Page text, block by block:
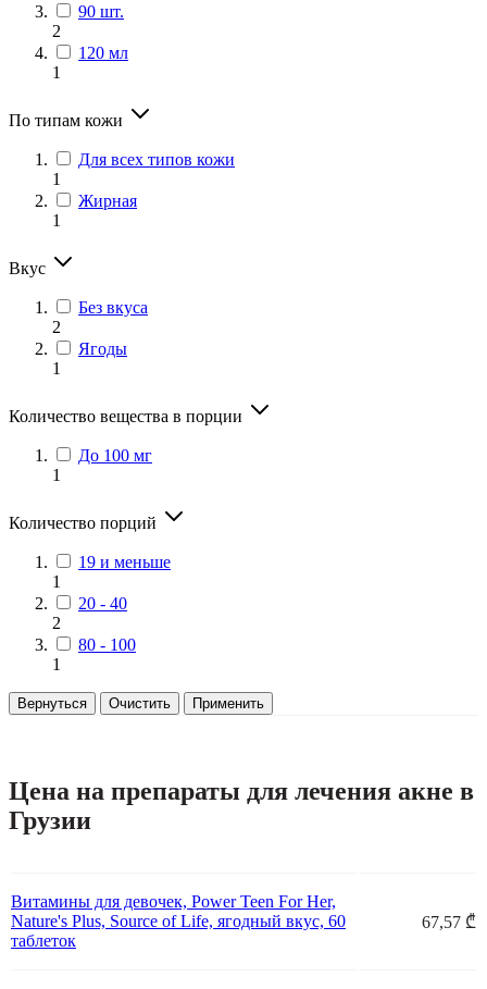
90 шт.
2
120 мл
1
По типам кожи
Для всех типов кожи
1
Жирная
1
Вкус
Без вкуса
2
Ягоды
1
Количество вещества в порции
До 100 мг
1
Количество порций
19 и меньше
1
20 - 40
2
80 - 100
1
Вернуться Очистить Применить
Цена на препараты для лечения акне в
Грузии
Витамины для девочек, Power Teen For Her,
Nature's Plus, Source of Life, ягодный вкус, 60
таблеток
67,57 ₾